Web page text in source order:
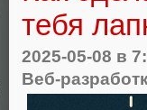
тебя
2025-05-08 в
Веб-